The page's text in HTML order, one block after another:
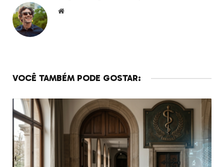
Website
VOCÊ TAMBÉM PODE GOSTAR: